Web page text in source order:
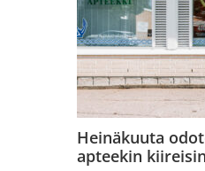
Heinäkuuta
apteekin